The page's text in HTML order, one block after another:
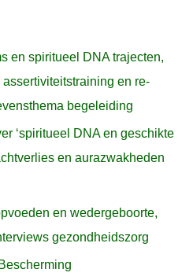
en spiritueel DNA trajecten,
en re-
begeleiding
‘spiritueel DNA en geschikte
en aurazwakheden
en wedergeboorte,
gezondheidszorg